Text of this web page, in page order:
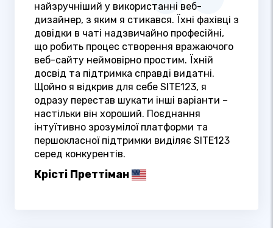
найзручніший у використанні веб-
дизайнер, з яким я стикався. Їхні фахівці з
довідки в чаті надзвичайно професійні,
що робить процес створення вражаючого
веб-сайту неймовірно простим. Їхній
досвід та підтримка справді видатні.
Щойно я відкрив для себе SITE123, я
одразу перестав шукати інші варіанти –
настільки він хороший. Поєднання
інтуїтивно зрозумілої платформи та
першокласної підтримки виділяє SITE123
серед конкурентів.
Крісті Преттіман